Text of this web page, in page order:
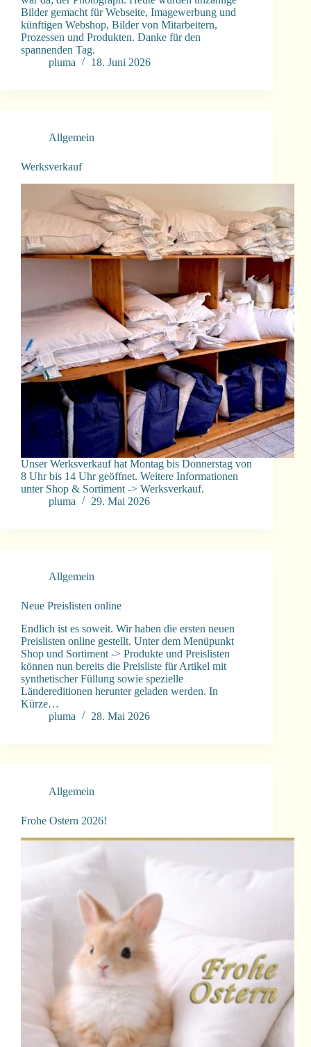
Bilder gemacht für Webseite, Imagewerbung und
künftigen Webshop, Bilder von Mitarbeitern,
Prozessen und Produkten. Danke für den
spannenden Tag.
pluma
18. Juni 2026
Allgemein
Werksverkauf
Unser Werksverkauf hat Montag bis Donnerstag von
8 Uhr bis 14 Uhr geöffnet. Weitere Informationen
unter Shop & Sortiment -> Werksverkauf.
pluma
29. Mai 2026
Allgemein
Neue Preislisten online
Endlich ist es soweit. Wir haben die ersten neuen
Preislisten online gestellt. Unter dem Menüpunkt
Shop und Sortiment -> Produkte und Preislisten
können nun bereits die Preisliste für Artikel mit
synthetischer Füllung sowie spezielle
Ländereditionen herunter geladen werden. In
Kürze…
pluma
28. Mai 2026
Allgemein
Frohe Ostern 2026!